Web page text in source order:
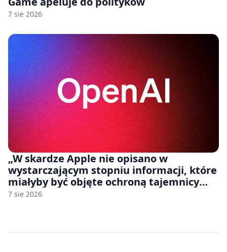
7 sie 2026
„W skardze Apple nie opisano w
wystarczającym stopniu informacji, które
miałyby być objęte ochroną tajemnicy
handlowej”. OpenAI żąda odrzucenia
7 sie 2026